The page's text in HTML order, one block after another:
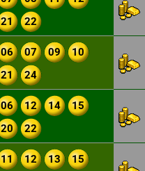
21 22
06 07 09
10
21 24
06 12 14
15
20 22
11 12 13
15